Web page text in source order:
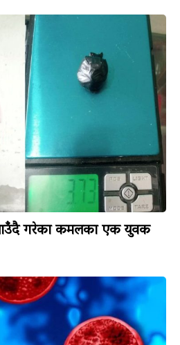
गरेका कमलका एक युवक